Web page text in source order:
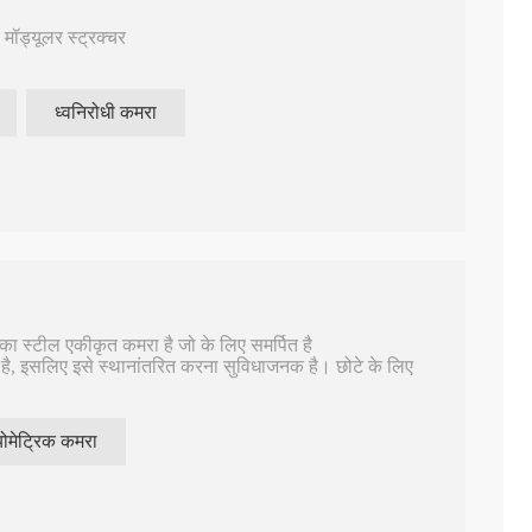
शिशु श्रवण जांच
स्ट्रक्चर
होने पर अंतरिक्ष और सामग्री की लागत कम से कम हो जाती है।
पर लागू होती है
पैनल का उपयोग आंतरिक दीवार के लिए किया जाता है।
ध्वनिरोधी कमरा
स्टील एकीकृत कमरा है जो के लिए समर्पित है
इसलिए इसे स्थानांतरित करना सुविधाजनक है। छोटे के लिए
कमरा